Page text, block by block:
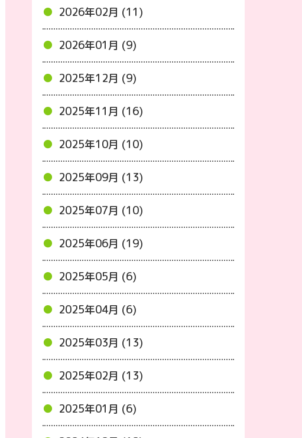
2026年02月 (11)
2026年01月 (9)
2025年12月 (9)
2025年11月 (16)
2025年10月 (10)
2025年09月 (13)
2025年07月 (10)
2025年06月 (19)
2025年05月 (6)
2025年04月 (6)
2025年03月 (13)
2025年02月 (13)
2025年01月 (6)